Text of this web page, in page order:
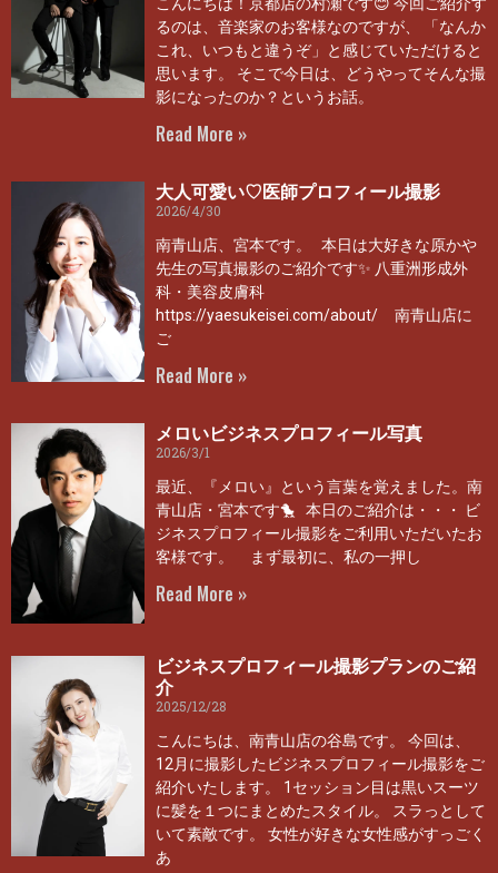
こんにちは！京都店の村瀬です😊 今回ご紹介す
るのは、音楽家のお客様なのですが、 「なんか
これ、いつもと違うぞ」と感じていただけると
思います。 そこで今日は、どうやってそんな撮
影になったのか？というお話。
Read More »
大人可愛い♡医師プロフィール撮影
2026/4/30
南青山店、宮本です。 本日は大好きな原かや
先生の写真撮影のご紹介です✨ 八重洲形成外
科・美容皮膚科
https://yaesukeisei.com/about/ 南青山店に
ご
Read More »
メロいビジネスプロフィール写真
2026/3/1
最近、『メロい』という言葉を覚えました。南
青山店・宮本です🐤 本日のご紹介は・・・ ビ
ジネスプロフィール撮影をご利用いただいたお
客様です。 まず最初に、私の一押し
Read More »
ビジネスプロフィール撮影プランのご紹
介
2025/12/28
こんにちは、南青山店の谷島です。 今回は、
12月に撮影したビジネスプロフィール撮影をご
紹介いたします。 1セッション目は黒いスーツ
に髪を１つにまとめたスタイル。 スラっとして
いて素敵です。 女性が好きな女性感がすっごく
あ